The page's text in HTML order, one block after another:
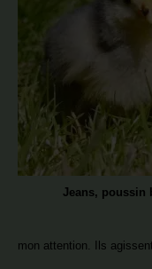
Jeans, poussin
mon attention. Ils